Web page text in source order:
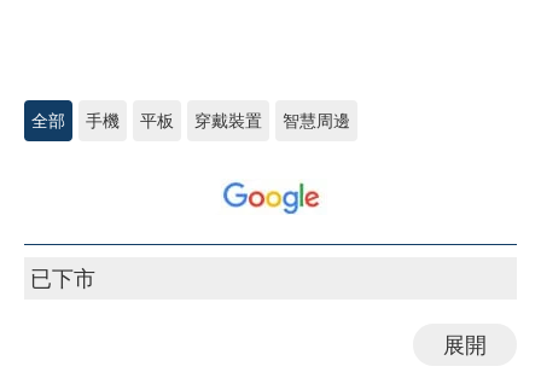
全部 手機 平板 穿戴裝置 智慧周邊
已下市
展開